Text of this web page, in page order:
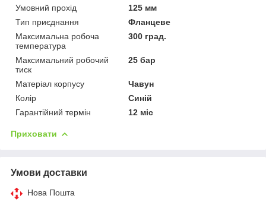
Умовний прохід
125 мм
Тип приєднання
Фланцеве
Максимальна робоча
температура
300 град.
Максимальний робочий
тиск
25 бар
Матеріал корпусу
Чавун
Колір
Синій
Гарантійний термін
12 міс
Приховати
Умови доставки
Нова Пошта